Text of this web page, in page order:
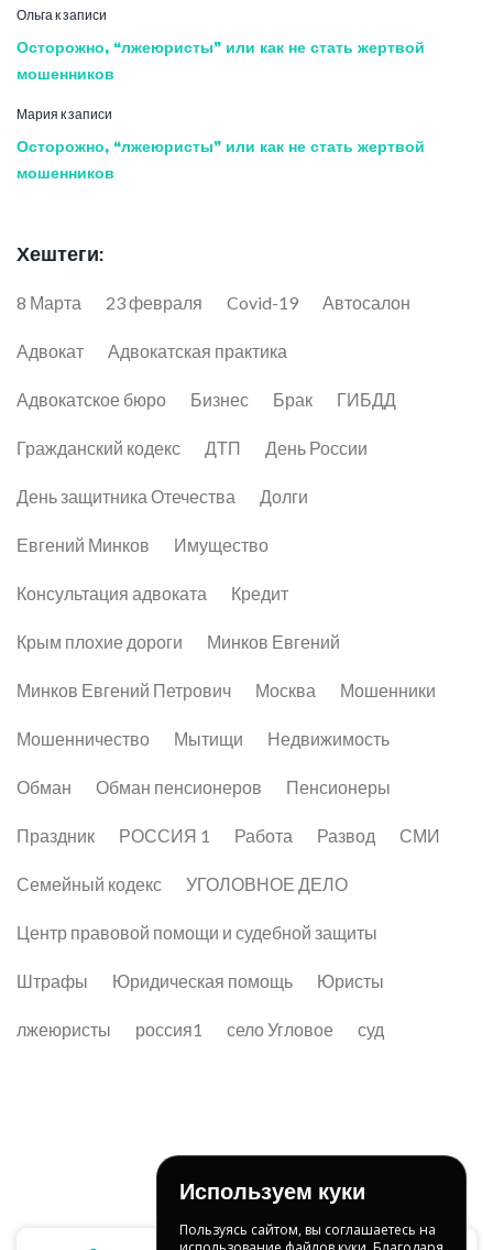
Ольга к записи
Осторожно, “лжеюристы” или как не стать жертвой
мошенников
Мария к записи
Осторожно, “лжеюристы” или как не стать жертвой
мошенников
Хештеги:
8 Марта 23 февраля Covid-19 Автосалон
Адвокат Адвокатская практика
Адвокатское бюро Бизнес Брак ГИБДД
Гражданский кодекс ДТП День России
День защитника Отечества Долги
Евгений Минков Имущество
Консультация адвоката Кредит
Крым плохие дороги Минков Евгений
Минков Евгений Петрович Москва Мошенники
Мошенничество Мытищи Недвижимость
Обман Обман пенсионеров Пенсионеры
Праздник РОССИЯ 1 Работа Развод СМИ
Семейный кодекс УГОЛОВНОЕ ДЕЛО
Центр правовой помощи и судебной защиты
Штрафы Юридическая помощь Юристы
лжеюристы россия1 село Угловое суд
Используем куки
Пользуясь сайтом, вы соглашаетесь на